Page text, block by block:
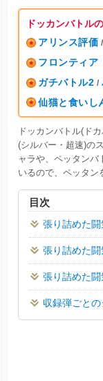
ドッカンバトル
アリンス評価 /
フロンティア
ガチバトル2 /
仙猫と食いし
ドッカンバトル(ド
(シルバー・超速)の
ャラや、ペッタン
いるので、ペッタン
目次
張り詰めた
張り詰めた
張り詰めた
収録弾ごと